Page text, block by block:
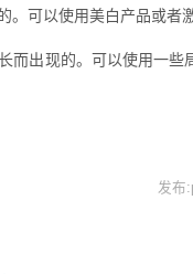
可以使用美白产品或者
而出现的。可以使用一
发布